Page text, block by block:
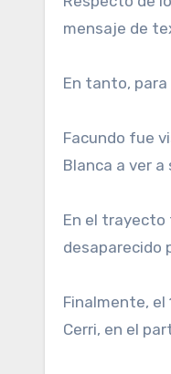
mensaje de
En tanto,
Facundo fue
Blanca a ver a
En el trayecto
desaparecido
Finalmente,
Cerri, en el